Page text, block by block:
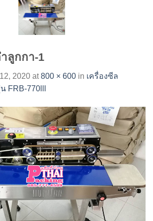
ลูกกา-1
2020 at800 × 600 in เครื่องซีล
FRB-770lll